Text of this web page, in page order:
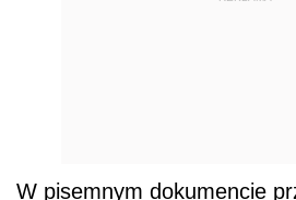
W pisemnym dokumencie